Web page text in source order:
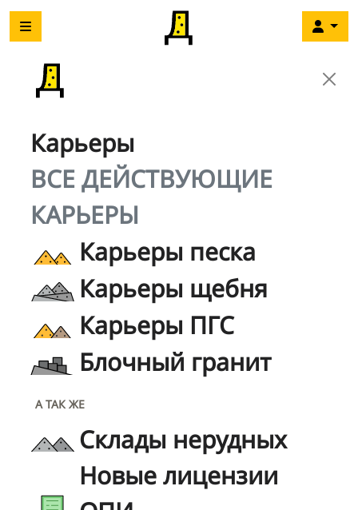
Карьеры
ВСЕ ДЕЙСТВУЮЩИЕ
КАРЬЕРЫ
Карьеры песка
Карьеры щебня
Карьеры ПГС
Блочный гранит
А ТАК ЖЕ
Склады нерудных
Новые лицензии